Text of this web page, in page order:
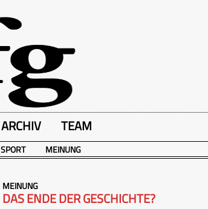
ARCHIV TEAM
SPORT MEINUNG
MEINUNG
DAS ENDE DER GESCHICHTE?